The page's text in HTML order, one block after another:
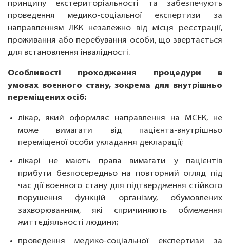
принципу екстериторіальності та забезпечують
проведення медико-соціальної експертизи за
направленням ЛКК незалежно від місця реєстрації,
проживання або перебування особи, що звертається
для встановлення інвалідності.
Особливості проходження процедури в
умовах воєнного стану, зокрема для внутрішньо
переміщених осіб:
лікар, який оформляє направлення на МСЕК, не
може вимагати від пацієнта-внутрішньо
переміщеної особи укладання декларації;
лікарі не мають права вимагати у пацієнтів
прибути безпосередньо на повторний огляд під
час дії воєнного стану для підтвердження стійкого
порушення функцій організму, обумовлених
захворюванням, які спричиняють обмеження
життєдіяльності людини;
проведення медико-соціальної експертизи за